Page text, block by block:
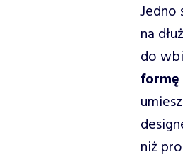
Jedno
na
do
niż